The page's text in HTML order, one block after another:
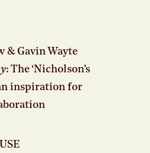
& Gavin Wayte
: The ‘Nicholson’s
inspiration for